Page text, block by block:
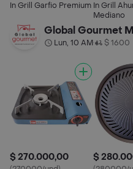
In Grill Garfio Premium In Grill
Mediano
Lun, 10 AM• $ 1600
$ 270.000,00 $